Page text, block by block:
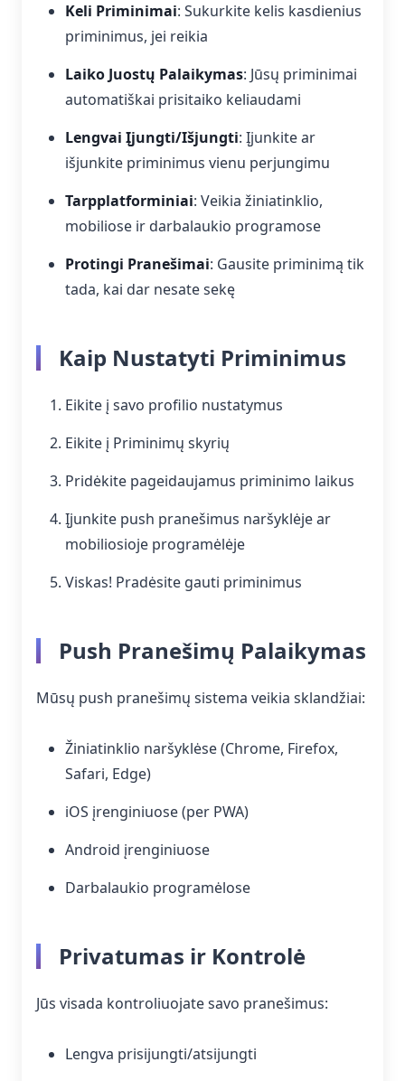
Keli Priminimai: Sukurkite kelis kasdienius
priminimus, jei reikia
Laiko Juostų Palaikymas: Jūsų priminimai
automatiškai prisitaiko keliaudami
Lengvai Įjungti/Išjungti: Įjunkite ar
išjunkite priminimus vienu perjungimu
Tarpplatforminiai: Veikia žiniatinklio,
mobiliose ir darbalaukio programose
Protingi Pranešimai: Gausite priminimą tik
tada, kai dar nesate sekę
Kaip Nustatyti Priminimus
Eikite į savo profilio nustatymus
Eikite į Priminimų skyrių
Pridėkite pageidaujamus priminimo laikus
Įjunkite push pranešimus naršyklėje ar
mobiliosioje programėlėje
Viskas! Pradėsite gauti priminimus
Push Pranešimų Palaikymas
Mūsų push pranešimų sistema veikia sklandžiai:
Žiniatinklio naršyklėse (Chrome, Firefox,
Safari, Edge)
iOS įrenginiuose (per PWA)
Android įrenginiuose
Darbalaukio programėlose
Privatumas ir Kontrolė
Jūs visada kontroliuojate savo pranešimus:
Lengva prisijungti/atsijungti